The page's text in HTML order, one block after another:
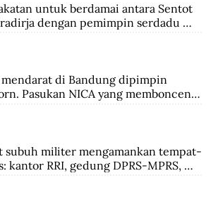
untuk berdamai antara Sentot
dengan pemimpin serdadu
Sentot menghentikan peperangan.
(Pasha 'yang tinggi') menjadi
Diponegoro waktu masih
Ia adalah keturunan bupati
di Bandung dipimpin
Pasukan NICA yang membonceng
mengembalikan kekuasaan Belanda
sepihak Sekutu meminta agar
pasukan TKR dari tentara
kepada Sekutu.
subuh militer mengamankan tempat-
kantor RRI, gedung DPRS-MPRS,
keretapi. Pukul delapan pagi,
menjalar; mereka diangkut dari